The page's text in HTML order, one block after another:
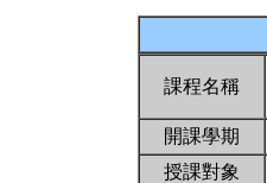
課程名稱
開課學期
授課對象